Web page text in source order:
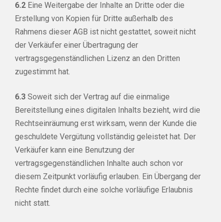
6.2 Eine Weitergabe der Inhalte an Dritte oder die
Erstellung von Kopien für Dritte außerhalb des
Rahmens dieser AGB ist nicht gestattet, soweit nicht
der Verkäufer einer Übertragung der
vertragsgegenständlichen Lizenz an den Dritten
zugestimmt hat.
6.3 Soweit sich der Vertrag auf die einmalige
Bereitstellung eines digitalen Inhalts bezieht, wird die
Rechtseinräumung erst wirksam, wenn der Kunde die
geschuldete Vergütung vollständig geleistet hat. Der
Verkäufer kann eine Benutzung der
vertragsgegenständlichen Inhalte auch schon vor
diesem Zeitpunkt vorläufig erlauben. Ein Übergang der
Rechte findet durch eine solche vorläufige Erlaubnis
nicht statt.